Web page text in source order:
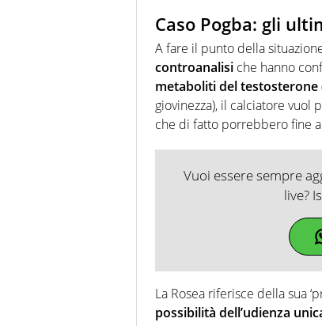
Caso Pogba: gli
A fare il punto della
controanalisi che hanno
metaboliti del testosterone
giovinezza), il calciatore vuol
che di fatto porrebbero fine
Vuoi essere sempre
live?
La Rosea riferisce della sua
possibilità dell’udienza